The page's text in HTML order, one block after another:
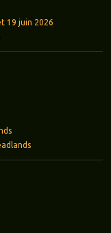
19 juin 2026